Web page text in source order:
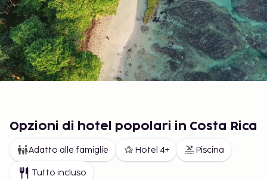
Opzioni di hotel popolari in Costa Rica
Adatto alle famiglie Hotel 4+ Piscina
Tutto incluso